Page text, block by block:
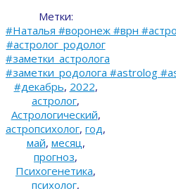
Метки:
#Наталья #воронеж #врн
#астролог_родолог
#заметки_астролога
#заметки_родолога #astrolog
#декабрь, 2022,
астролог,
Астрологический,
астропсихолог, год,
май, месяц,
прогноз,
Психогенетика,
психолог,